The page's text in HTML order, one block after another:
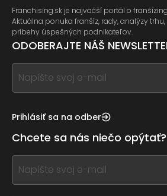
Franchising.sk je najväčší portál o
Aktuálna ponuka franšíz, rady, analýzy
príbehy úspešných podnikateľov.
ODOBERAJTE NÁŠ
If
you
this,
this
form
field
blank
Prihlásiť sa na odber
Chcete sa nás niečo opýtať?
If
you